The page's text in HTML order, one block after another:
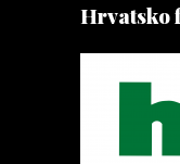
Hrvatsko